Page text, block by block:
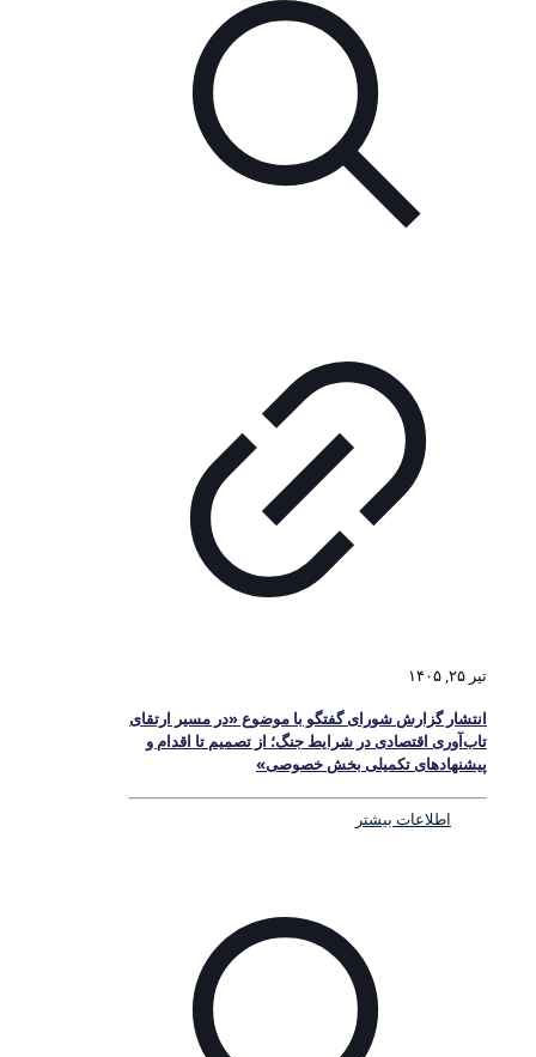
تیر ۲۵, ۱۴۰۵
انتشار گزارش شورای گفتگو با موضوع «در مسیر ارتقای
تاب‌آوری اقتصادی در شرایط جنگ؛ از تصمیم تا اقدام و
پیشنهادهای تکمیلی بخش خصوصی»
اطلاعات بیشتر